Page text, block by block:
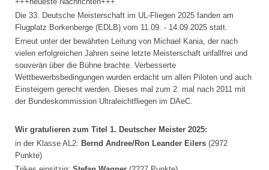
Die 33. Deutsche Meisterschaft im UL-Fliegen 2025 fanden am
Flugplatz Borkenberge (EDLB) vom 11.09. - 14.09.2025 statt.
Erneut unter der bewährten Leitung von Michael Kania, der nach
vielen erfolgreichen Jahren seine letzte Meisterschaft unfallfrei und
souverän über die Bühne brachte. Verbesserte
Wettbewerbsbedingungen wurden erdacht um allen Piloten und auch
Einsteigern gerecht werden. Dieses mal zum 2. mal nach 2011 mit
der Bundeskommission Ultraleichtfliegen im DAeC.
Wir gratulieren zum Titel 1. Deutscher Meister 2025:
in der Klasse AL2: Bernd Andree/Ron Leander Eilers (2972
Punkte)